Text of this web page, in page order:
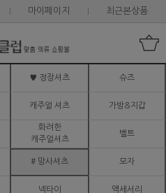
마이페이지 최근본상품
♥ 정장셔츠 슈즈
캐주얼 셔츠 가방&지갑
화려한
캐주얼셔츠
벨트
# 망사셔츠 모자
넥타이 액세서리